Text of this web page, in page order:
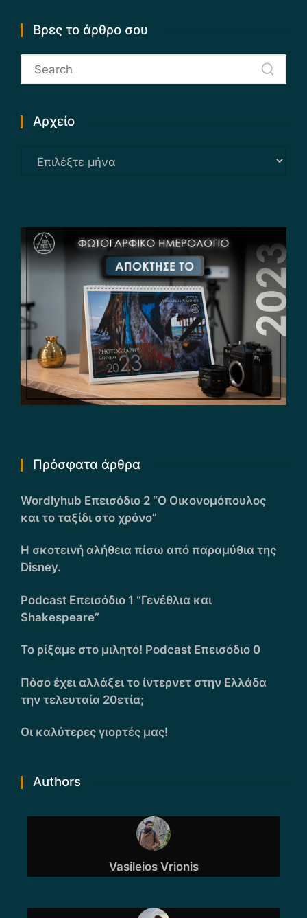
Βρες το άρθρο σου
Αρχείο
Αρχείο
Πρόσφατα άρθρα
Wordlyhub Επεισόδιο 2 “Ο Οικονομόπουλος
και το ταξίδι στο χρόνο”
Η σκοτεινή αλήθεια πίσω από παραμύθια της
Disney.
Podcast Επεισόδιο 1 “Γενέθλια και
Shakespeare”
Το ρίξαμε στο μιλητό! Podcast Επεισόδιο 0
Πόσο έχει αλλάξει το ίντερνετ στην Ελλάδα
την τελευταία 20ετία;
Οι καλύτερες γιορτές μας!
Authors
Vasileios Vrionis